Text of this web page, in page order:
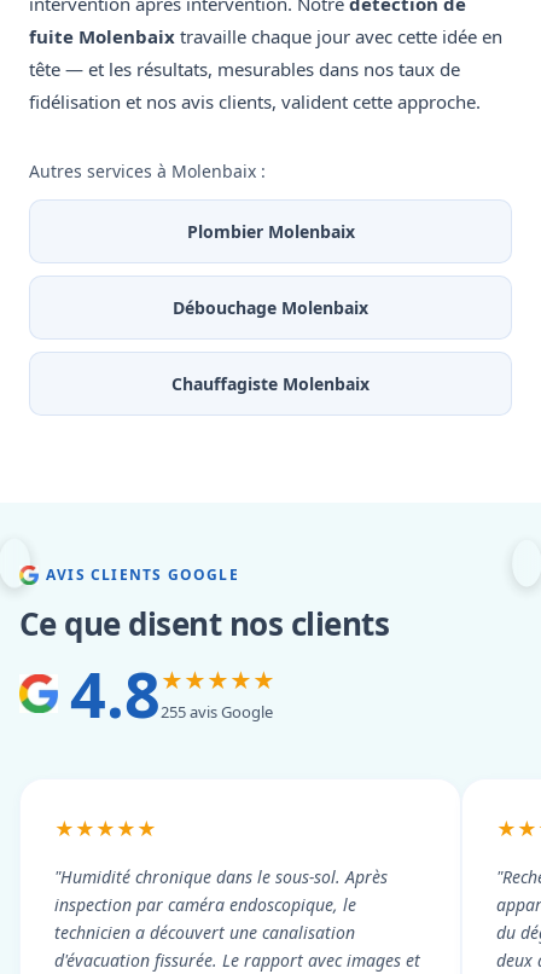
fuite Molenbaix travaille chaque jour avec cette idée en
tête — et les résultats, mesurables dans nos taux de
fidélisation et nos avis clients, valident cette approche.
Autres services à Molenbaix :
Plombier Molenbaix
Débouchage Molenbaix
Chauffagiste Molenbaix
AVIS CLIENTS GOOGLE
Ce que disent nos clients
4.8★★★★★
255 avis Google
★★★★★
"Humidité chronique dans le sous-sol. Après
inspection par caméra endoscopique, le
technicien a découvert une canalisation
d'évacuation fissurée. Le rapport avec images et
du
deux